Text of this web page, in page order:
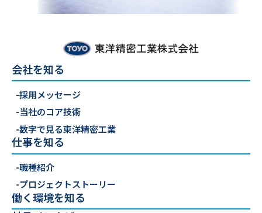
会社を知る
-採用メッセージ
-当社のコア技術
-数字で見る東洋精密工業
仕事を知る
-職種紹介
-プロジェクトストーリー
働く環境を知る